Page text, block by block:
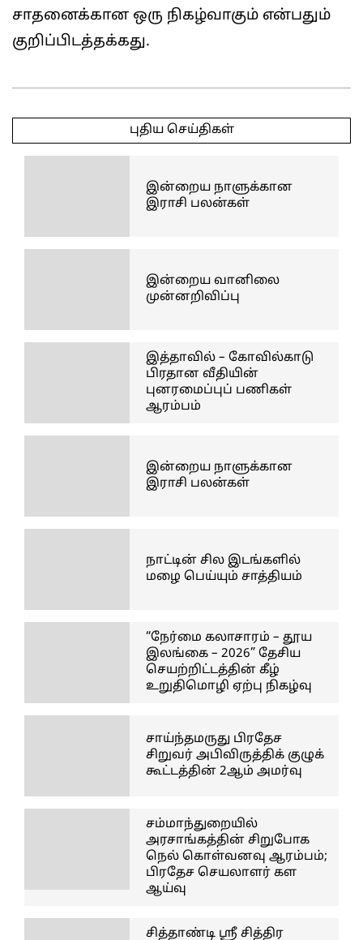
சாதனைக்கான ஒரு நிகழ்வாகும் என்பதும்
குறிப்பிடத்தக்கது.
06-
புதிய செய்திகள்
இன்றைய நாளுக்கான
இராசி பலன்கள்
இன்றைய வானிலை
முன்னறிவிப்பு
இத்தாவில் – கோவில்காடு
பிரதான வீதியின்
புனரமைப்புப் பணிகள்
ஆரம்பம்
இன்றைய நாளுக்கான
இராசி பலன்கள்
நாட்டின் சில இடங்களில்
மழை பெய்யும் சாத்தியம்
“நேர்மை கலாசாரம் – தூய
இலங்கை – 2026” தேசிய
செயற்றிட்டத்தின் கீழ்
உறுதிமொழி ஏற்பு நிகழ்வு
சாய்ந்தமருது பிரதேச
சிறுவர் அபிவிருத்திக் குழுக்
கூட்டத்தின் 2ஆம் அமர்வு
சம்மாந்துறையில்
அரசாங்கத்தின் சிறுபோக
நெல் கொள்வனவு ஆரம்பம்;
பிரதேச செயலாளர் கள
ஆய்வு
சித்தாண்டி ஸ்ரீ சித்திர